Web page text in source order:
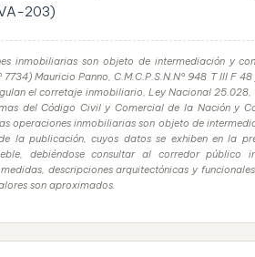
203)
inmobiliarias son objeto de intermediación y
7734) Mauricio Panno, C.M.C.P.S.N.N° 948 T III F
el corretaje inmobiliario, Ley Nacional
del Código Civil y Comercial de la Nación y
operaciones inmobiliarias son objeto de
la publicación, cuyos datos se exhiben en la
debiéndose consultar al corredor
descripciones arquitectónicas y
son aproximados.